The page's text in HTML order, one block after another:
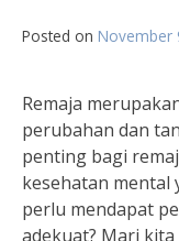
Posted on November
Remaja
perubahan dan
penting bagi
kesehatan mental
perlu mendapat
adekuat? Mari